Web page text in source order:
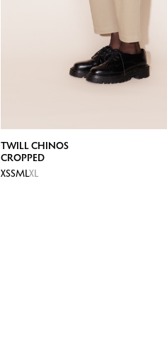
TWILL CHINOS
CROPPED
XSSMLXL